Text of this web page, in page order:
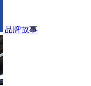
品牌故事